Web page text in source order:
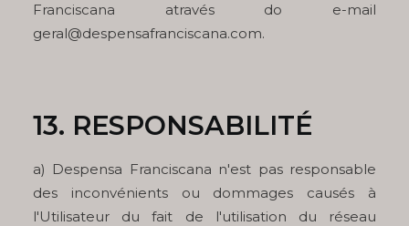
Franciscana através do e-mail
geral@despensafranciscana.com.
13. RESPONSABILITÉ
a) Despensa Franciscana n'est pas responsable
des inconvénients ou dommages causés à
l'Utilisateur du fait de l'utilisation du réseau